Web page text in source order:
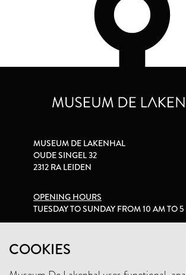
COOKIES
MUSEUM DE LAKENHAL
OUDE SINGEL 32
2312 RA LEIDEN
OPENING HOURS
TUESDAY TO SUNDAY FROM 10 AM TO 5